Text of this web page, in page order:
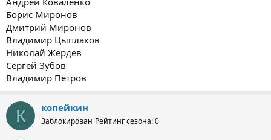
Борис Миронов
Дмитрий Миронов
Владимир Цыплаков
Николай Жердев
Сергей Зубов
Владимир Петров
К копейкин
Заблокирован Рейтинг сезона: 0